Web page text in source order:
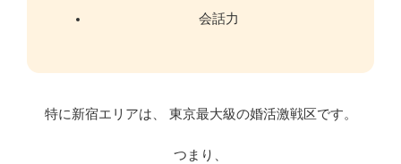
会話力
特に新宿エリアは、 東京最大級の婚活激戦区です。
つまり、